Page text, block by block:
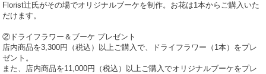
Florist辻氏がその場でオリジナルブーケを制作。お花は1本からご購入いた
だけます。
②ドライフラワー＆ブーケ プレゼント
店内商品を3,300円（税込）以上ご購入で、ドライフラワー（1本）をプレ
ゼント。
また、店内商品を11,000円（税込）以上ご購入でオリジナルブーケをプレ